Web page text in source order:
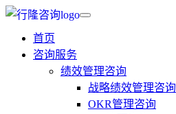
首页
咨询服务
绩效管理咨询
战略绩效管理咨询
OKR管理咨询